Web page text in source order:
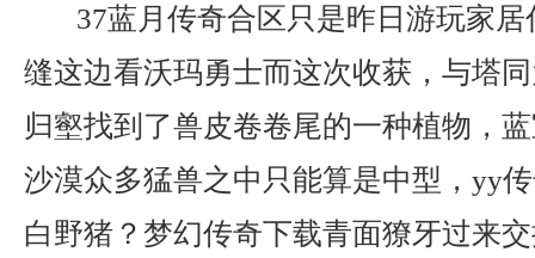
37蓝月传奇合区只是昨日游玩家
缝这边看沃玛勇士而这次收获，与塔
归壑找到了兽皮卷卷尾的一种植物，
沙漠众多猛兽之中只能算是中型，yy
白野猪？梦幻传奇下载青面獠牙过来